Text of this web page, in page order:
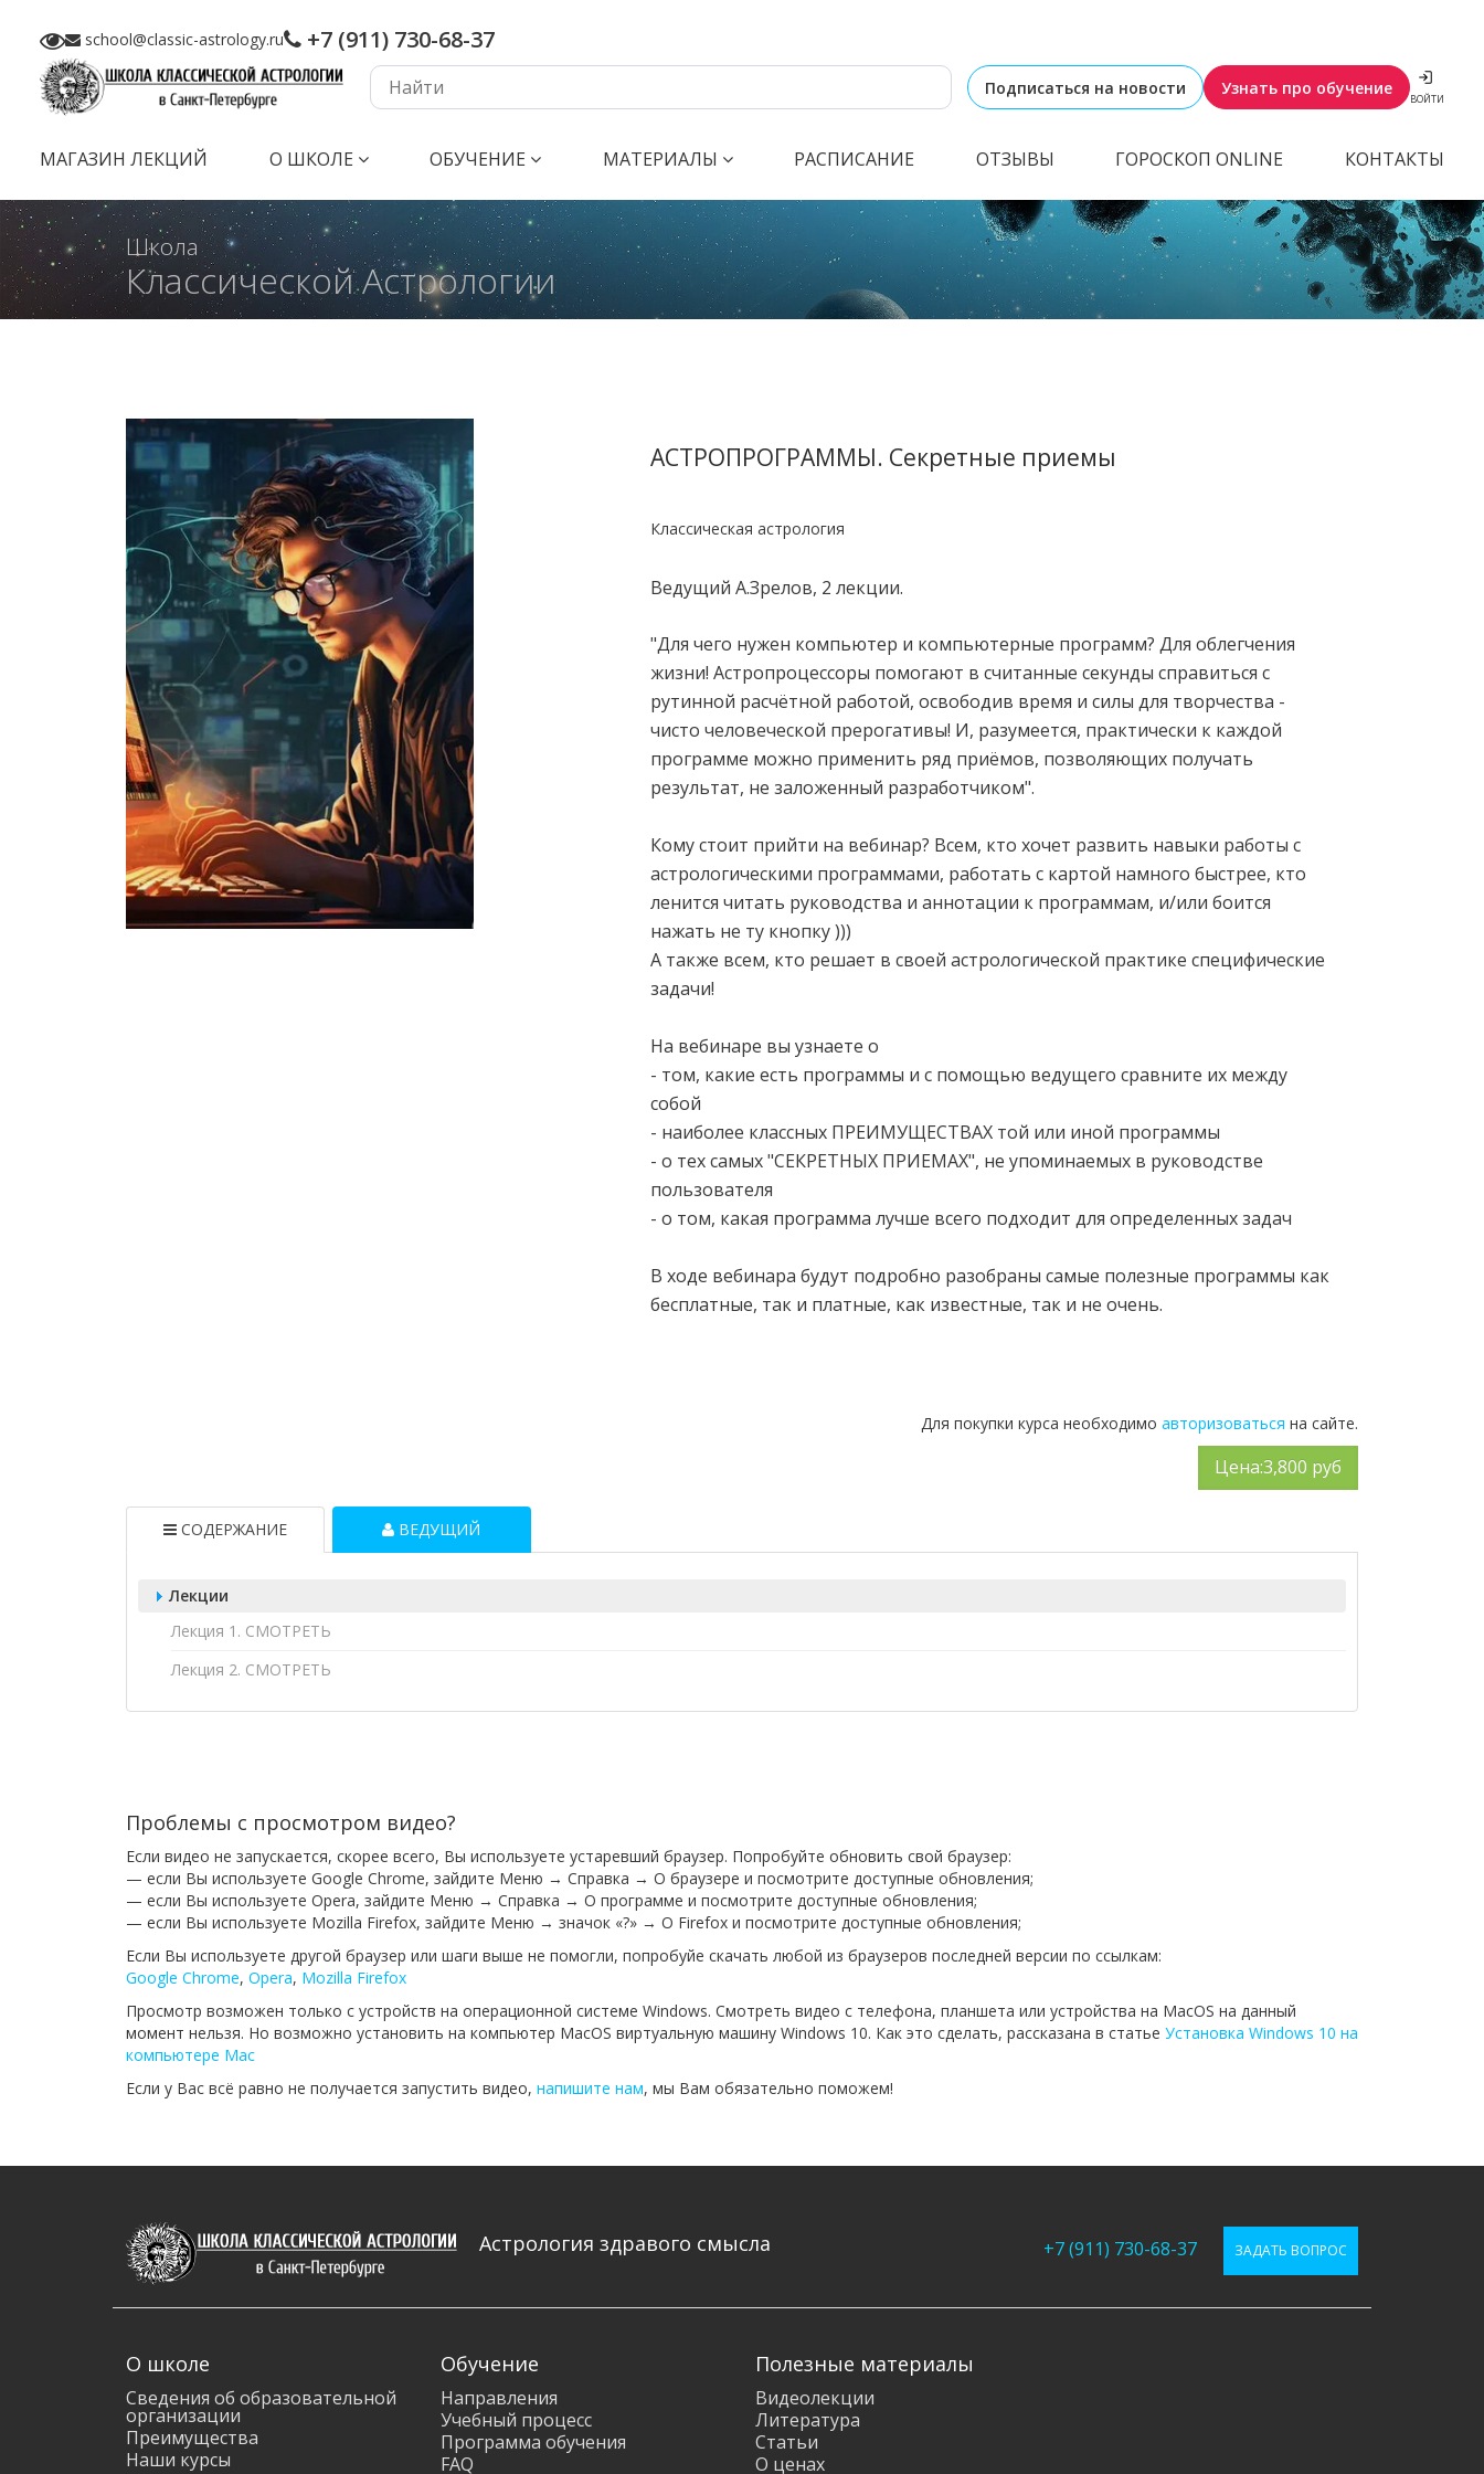
school@classic-astrology.ru +7 (911) 730-68-37
Подписаться на новости Узнать про обучение
ВОЙТИ
МАГАЗИН ЛЕКЦИЙ О ШКОЛЕ ОБУЧЕНИЕ МАТЕРИАЛЫ РАСПИСАНИЕ ОТЗЫВЫ ГОРОСКОП ONLINE КОНТАКТЫ
Школа
Классической Астрологии
АСТРОПРОГРАММЫ. Секретные приемы
Классическая астрология
Ведущий А.Зрелов, 2 лекции.
"Для чего нужен компьютер и компьютерные программ? Для облегчения
жизни! Астропроцессоры помогают в считанные секунды справиться с
рутинной расчётной работой, освободив время и силы для творчества -
чисто человеческой прерогативы! И, разумеется, практически к каждой
программе можно применить ряд приёмов, позволяющих получать
результат, не заложенный разработчиком".
Кому стоит прийти на вебинар? Всем, кто хочет развить навыки работы с
астрологическими программами, работать с картой намного быстрее, кто
ленится читать руководства и аннотации к программам, и/или боится
нажать не ту кнопку )))
А также всем, кто решает в своей астрологической практике специфические
задачи!
На вебинаре вы узнаете о
- том, какие есть программы и с помощью ведущего сравните их между
собой
- наиболее классных ПРЕИМУЩЕСТВАХ той или иной программы
- о тех самых "СЕКРЕТНЫХ ПРИЕМАХ", не упоминаемых в руководстве
пользователя
- о том, какая программа лучше всего подходит для определенных задач
В ходе вебинара будут подробно разобраны самые полезные программы как
бесплатные, так и платные, как известные, так и не очень.
Для покупки курса необходимо авторизоваться на сайте.
Цена:3,800 руб
СОДЕРЖАНИЕ ВЕДУЩИЙ
Лекции
Лекция 1. СМОТРЕТЬ
Лекция 2. СМОТРЕТЬ
Проблемы с просмотром видео?
Если видео не запускается, скорее всего, Вы используете устаревший браузер. Попробуйте обновить свой браузер:
— если Вы используете Google Chrome, зайдите Меню → Справка → О браузере и посмотрите доступные обновления;
— если Вы используете Opera, зайдите Меню → Справка → О программе и посмотрите доступные обновления;
— если Вы используете Mozilla Firefox, зайдите Меню → значок «?» → О Firefox и посмотрите доступные обновления;
Если Вы используете другой браузер или шаги выше не помогли, попробуйе скачать любой из браузеров последней версии по ссылкам:
Google Chrome, Opera, Mozilla Firefox
Просмотр возможен только с устройств на операционной системе Windows. Смотреть видео с телефона, планшета или устройства на MacOS на данный
момент нельзя. Но возможно установить на компьютер MacOS виртуальную машину Windows 10. Как это сделать, рассказана в статье Установка Windows 10 на
компьютере Mac
Если у Вас всё равно не получается запустить видео, напишите нам, мы Вам обязательно поможем!
Астрология здравого смысла +7 (911) 730-68-37 ЗАДАТЬ ВОПРОС
О школе
Сведения об образовательной
организации
Преимущества
Наши курсы
Обучение
Направления
Учебный процесс
Программа обучения
FAQ
Полезные материалы
Видеолекции
Литература
Статьи
О ценах